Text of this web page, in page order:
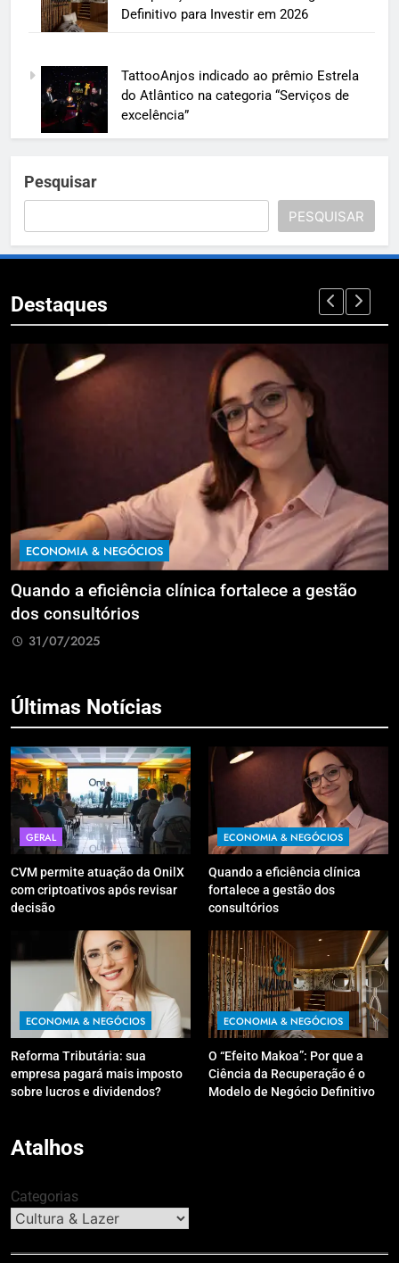
Definitivo para Investir em 2026
TattooAnjos indicado ao prêmio Estrela
do Atlântico na categoria “Serviços de
excelência”
Pesquisar
PESQUISAR
Destaques
ECONOMIA & NEGÓCIOS
Quando a eficiência clínica fortalece a gestão
dos consultórios
31/07/2025
Últimas Notícias
GERAL
CVM permite atuação da OnilX
com criptoativos após revisar
decisão
ECONOMIA & NEGÓCIOS
Quando a eficiência clínica
fortalece a gestão dos
consultórios
ECONOMIA & NEGÓCIOS
Reforma Tributária: sua
empresa pagará mais imposto
sobre lucros e dividendos?
ECONOMIA & NEGÓCIOS
O “Efeito Makoa”: Por que a
Ciência da Recuperação é o
Modelo de Negócio Definitivo
Atalhos
Categorias